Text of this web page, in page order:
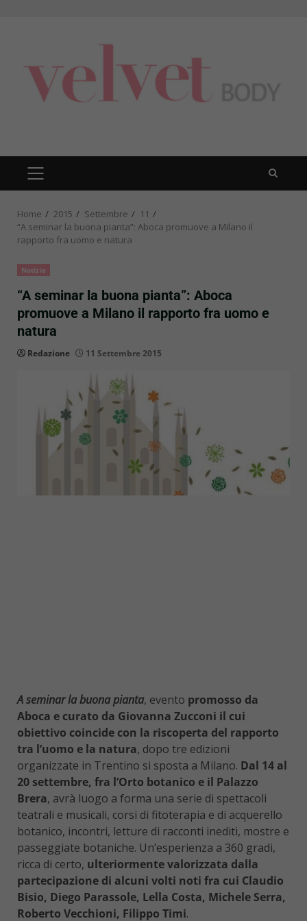
PRIMARY
MENU
Home 2015 Settembre
11
“A seminar la buona pianta”: Aboca promuove a Milano il
rapporto fra uomo e natura
Notizie
“A seminar la buona pianta”: Aboca
promuove a Milano il rapporto fra uomo e
natura
Redazione 11 Settembre 2015
A seminar la buona pianta, evento promosso da
Aboca e curato da Giovanna Zucconi il cui
obiettivo coincide con la riscoperta del rapporto
tra l’uomo e la natura, dopo tre edizioni
organizzate in Trentino si sposta a Milano. Dal 14 al
20 settembre, fra l’Orto botanico e il Palazzo
Brera, avrà luogo a forma una serie di spettacoli
teatrali e musicali, corsi di fitoterapia e di acquerello
botanico, incontri, letture di racconti inediti, mostre e
passeggiate botaniche. Un’esperienza a 360 gradi,
ricca di certo, ulteriormente valorizzata dalla
partecipazione di alcuni volti noti fra cui Claudio
Bisio, Diego Parassole, Lella Costa, Michele Serra,
Roberto Vecchioni, Filippo Timi.